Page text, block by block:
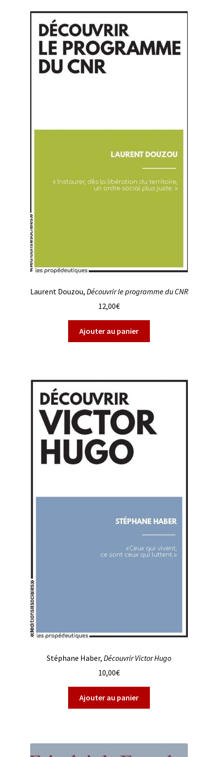
Laurent Douzou, Découvrir le programme du CNR
12,00€
Ajouter au panier
Stéphane Haber, Découvrir Victor Hugo
10,00€
Ajouter au panier